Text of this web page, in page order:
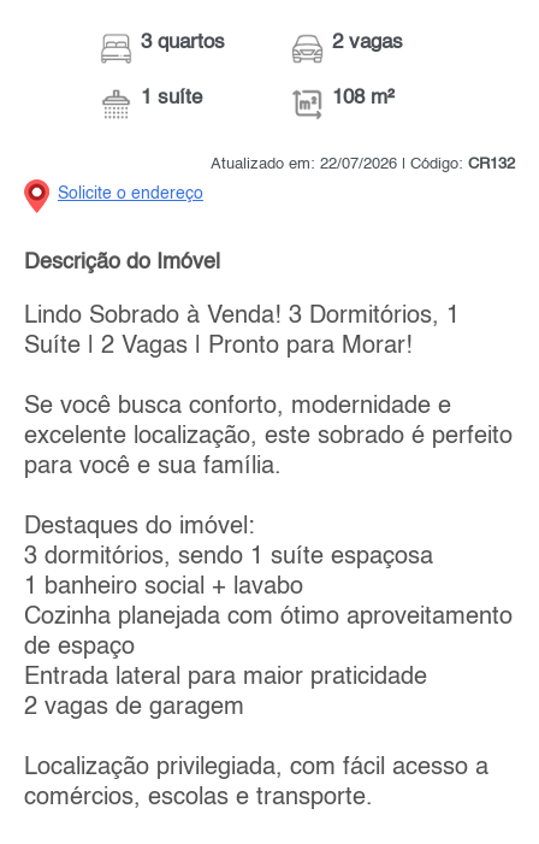
3 quartos
1 suíte
2 vagas
108 m²
Atualizado em: 22/07/2026 | Código: CR132
Solicite o endereço
Descrição do Imóvel
Lindo Sobrado à Venda! 3 Dormitórios, 1
Suíte | 2 Vagas | Pronto para Morar!
Se você busca conforto, modernidade e
excelente localização, este sobrado é perfeito
para você e sua família.
Destaques do imóvel:
3 dormitórios, sendo 1 suíte espaçosa
1 banheiro social + lavabo
Cozinha planejada com ótimo aproveitamento
de espaço
Entrada lateral para maior praticidade
2 vagas de garagem
Localização privilegiada, com fácil acesso a
comércios, escolas e transporte.